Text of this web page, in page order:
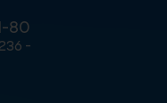
80
-